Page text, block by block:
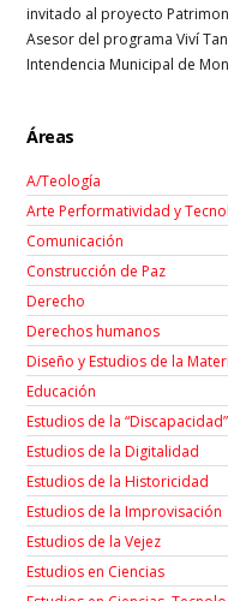
invitado al proyecto
Asesor del programa Viví
Intendencia Municipal de
Áreas
A/Teología
Arte Performatividad y
Comunicación
Construcción de Paz
Derecho
Derechos humanos
Diseño y Estudios de la
Educación
Estudios de la “Discapacidad”
Estudios de la Digitalidad
Estudios de la Historicidad
Estudios de la Improvisación
Estudios de la Vejez
Estudios en Ciencias